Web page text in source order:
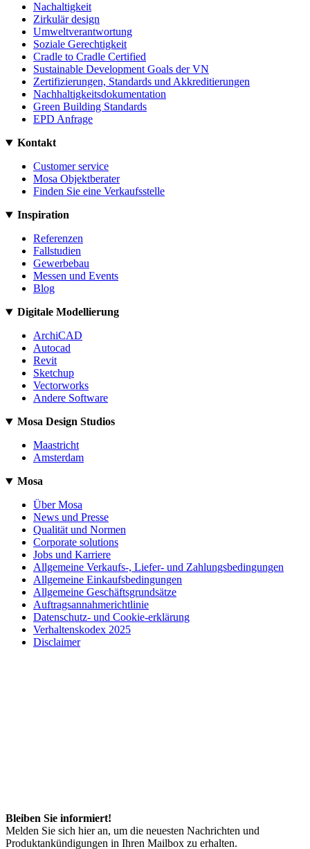
Nachaltigkeit
Zirkulär design
Umweltverantwortung
Soziale Gerechtigkeit
Cradle to Cradle Certified
Sustainable Development Goals der VN
Zertifizierungen, Standards und Akkreditierungen
Nachhaltigkeitsdokumentation
Green Building Standards
EPD Anfrage
Kontakt
Customer service
Mosa Objektberater
Finden Sie eine Verkaufsstelle
Inspiration
Referenzen
Fallstudien
Gewerbebau
Messen und Events
Blog
Digitale Modellierung
ArchiCAD
Autocad
Revit
Sketchup
Vectorworks
Andere Software
Mosa Design Studios
Maastricht
Amsterdam
Mosa
Über Mosa
News und Presse
Qualität und Normen
Corporate solutions
Jobs und Karriere
Allgemeine Verkaufs-, Liefer- und Zahlungsbedingungen
Allgemeine Einkaufsbedingungen
Allgemeine Geschäftsgrundsätze
Auftragsannahmerichtlinie
Datenschutz- und Cookie-erklärung
Verhaltenskodex 2025
Disclaimer
Bleiben Sie informiert!
Melden Sie sich hier an, um die neuesten Nachrichten und
Produktankündigungen in Ihren Mailbox zu erhalten.